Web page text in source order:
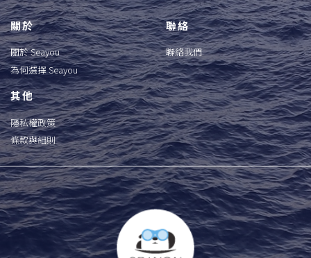
關於
關於 Seayou
為何選擇 Seayou
聯絡
聯絡我們
其他
隱私權政策
條款與細則